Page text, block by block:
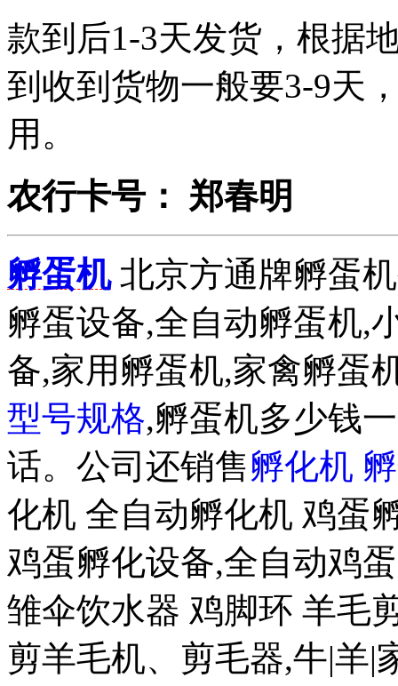
款到后1-3天发货，根据
到收到货物一般要3-9天
用。
农行卡号： 郑春明
孵蛋机北京方通牌孵蛋
孵蛋设备,全自动孵蛋机,
备,家用孵蛋机,家禽孵蛋
型号规格,孵蛋机多少钱
话。公司还销售孵化机
化机 全自动孵化机 鸡蛋
鸡蛋孵化设备,全自动鸡
雏伞饮水器 鸡脚环 羊毛
剪羊毛机、剪毛器,牛|羊|